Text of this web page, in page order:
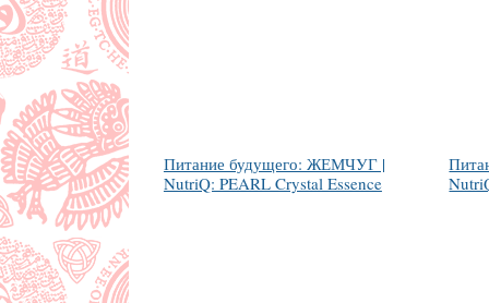
Питание будущего: ЖЕМЧУГ |
NutriQ: PEARL Crystal Essence